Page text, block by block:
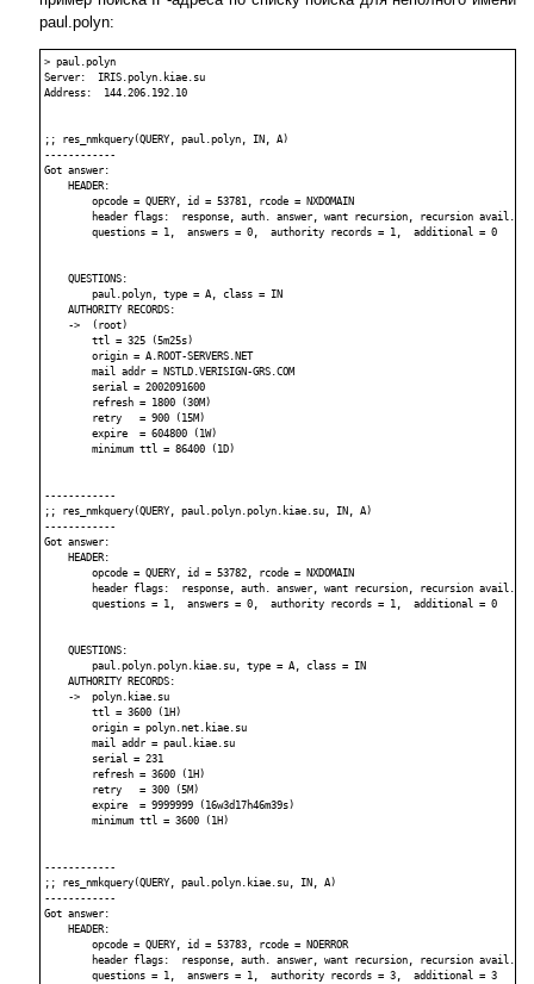
paul.polyn:
> paul.polyn
Server:  IRIS.polyn.kiae.su
Address:  144.206.192.10
;; res_nmkquery(QUERY, paul.polyn, IN, A)
------------
Got answer:
    HEADER:
        opcode = QUERY, id = 53781, rcode = NXDOMAIN
        header flags:  response, auth. answer, want recursion, recursion avail.
        questions = 1,  answers = 0,  authority records = 1,  additional = 0
    QUESTIONS:
        paul.polyn, type = A, class = IN
    AUTHORITY RECORDS:
    ->  (root)
        ttl = 325 (5m25s)
        origin = A.ROOT-SERVERS.NET
        mail addr = NSTLD.VERISIGN-GRS.COM
        serial = 2002091600
        refresh = 1800 (30M)
        retry   = 900 (15M)
        expire  = 604800 (1W)
        minimum ttl = 86400 (1D)
------------
;; res_nmkquery(QUERY, paul.polyn.polyn.kiae.su, IN, A)
------------
Got answer:
    HEADER:
        opcode = QUERY, id = 53782, rcode = NXDOMAIN
        header flags:  response, auth. answer, want recursion, recursion avail.
        questions = 1,  answers = 0,  authority records = 1,  additional = 0
    QUESTIONS:
        paul.polyn.polyn.kiae.su, type = A, class = IN
    AUTHORITY RECORDS:
    ->  polyn.kiae.su
        ttl = 3600 (1H)
        origin = polyn.net.kiae.su
        mail addr = paul.kiae.su
        serial = 231
        refresh = 3600 (1H)
        retry   = 300 (5M)
        expire  = 9999999 (16w3d17h46m39s)
        minimum ttl = 3600 (1H)
------------
;; res_nmkquery(QUERY, paul.polyn.kiae.su, IN, A)
------------
Got answer:
    HEADER:
        opcode = QUERY, id = 53783, rcode = NOERROR
        header flags:  response, auth. answer, want recursion, recursion avail.
        questions = 1,  answers = 1,  authority records = 3,  additional = 3